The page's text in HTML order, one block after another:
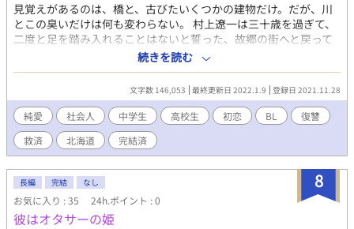
見覚えがあるのは、橋と、古びたいくつかの建物だけ。だが、川
とこの臭いだけは何も変わらない。 村上遼一は三十歳を過ぎて、
二度と足を踏み入れることはないと誓った、故郷の街へと戻って
きた。川辺の遊歩道を歩いていると、子供たちの声を耳にする。
数人に囲まれ暴力を振るわれている子供を助けてやると、その子
供は――。 悟と名乗ったその少年は、ガラス玉のように透き通っ
た瞳をしていた。思い出すこともなくなって久しい、過去の亡霊
が遼一の脳裏に蘇る。 望みを絶たれること。生きる意味が見つか
らないこと。 温もりに有頂天になること。誰かのために生きるこ
と。 絶望と隣り合わせの何かを、北国を舞台に描き出します。 ※
運営ガイドラインに沿って「R15」表示しておりますが、性的表
現は少なめかつ控えめです。
続きを読む
文字数 146,053 最終更新日 2022.1.9 登録日 2021.11.28
純愛 社会人 中学生 高校生 初恋 BL
復讐
救済
北海道 完結済
8
長編 完結 なし
お気に入り : 35 24h.ポイント : 0
彼はオタサーの姫